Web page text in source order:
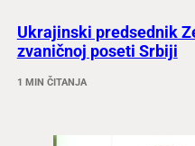
Ukrajinski predsednik
zvaničnoj poseti Srbiji
1 MIN ČITANJA